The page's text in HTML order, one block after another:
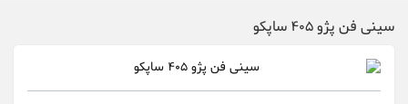
سینی فن پژو 405 ساپکو